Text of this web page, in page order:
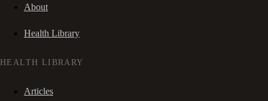
About
Health Library
HEALTH LIBRARY
Articles